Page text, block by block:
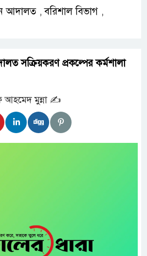
আদালত ,বরিশাল বিভাগ ,
সক্রিয়করণ প্রকল্পের কর্মশালা
মুন্না ✍️